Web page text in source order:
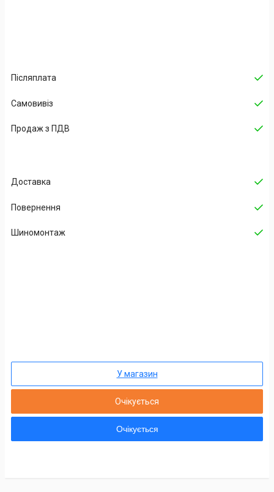
Післяплата
Самовивіз
Продаж з ПДВ
Доставка
Повернення
Шиномонтаж
У магазин
Очікується
Очікується